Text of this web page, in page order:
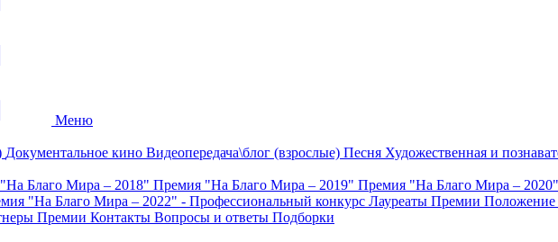
Меню
Документальное кино Видеопередача\блог (взрослые) Песня Художественная и
Благо Мира – 2018" Премия "На Благо Мира – 2019" Премия "На Благо Мира – 2020"
"На Благо Мира – 2022" - Профессиональный конкурс Лауреаты Премии
Премии Контакты Вопросы и ответы Подборки